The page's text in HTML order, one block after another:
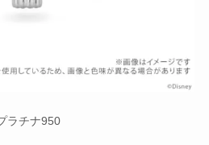
ラチナ950